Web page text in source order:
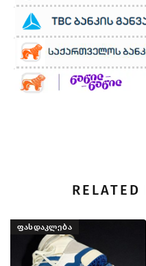
RELATED
ᲤᲐᲡᲓᲐᲙᲚᲔᲑᲐ